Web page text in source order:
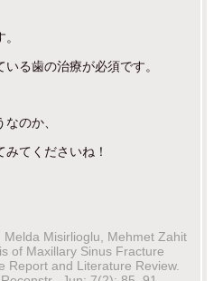
る歯の治療が必須です。
のか、
てくださいね！
Melda Misirlioglu, Mehmet Zahit
of Maxillary Sinus Fracture
Report and Literature Review.